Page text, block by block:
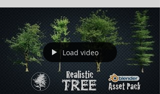
Load video